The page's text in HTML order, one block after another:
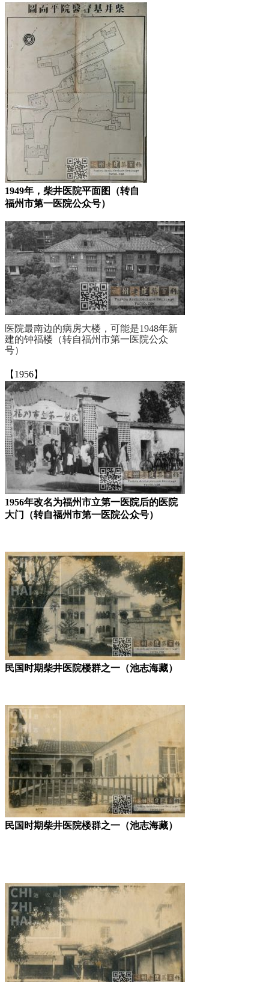
1949年，柴井医院平面图（转自
福州市第一医院公众号）
医院最南边的病房大楼，可能是1948年新
建的钟福楼（转自福州市第一医院公众
号）
【1956】
1956年改名为福州市立第一医院后的医院
大门（转自福州市第一医院公众号）
民国时期柴井医院楼群之一（池志海藏）
民国时期柴井医院楼群之一（池志海藏）